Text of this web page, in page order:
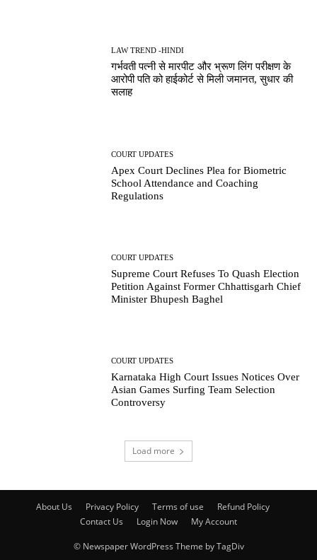
LAW TREND -HINDI
गर्भवती पत्नी से मारपीट और भ्रूण लिंग परीक्षण के
आरोपी पति को हाईकोर्ट से मिली जमानत, सुधार की
सलाह
COURT UPDATES
Apex Court Declines Plea for Biometric
School Attendance and Coaching
Regulations
COURT UPDATES
Supreme Court Refuses To Quash Election
Petition Against Former Chhattisgarh Chief
Minister Bhupesh Baghel
COURT UPDATES
Karnataka High Court Issues Notices Over
Asian Games Surfing Team Selection
Controversy
Load more
About Us Privacy Policy Terms of use
Refund Policy
Contact Us
Login Now My Account
© Newspaper WordPress Theme by TagDiv